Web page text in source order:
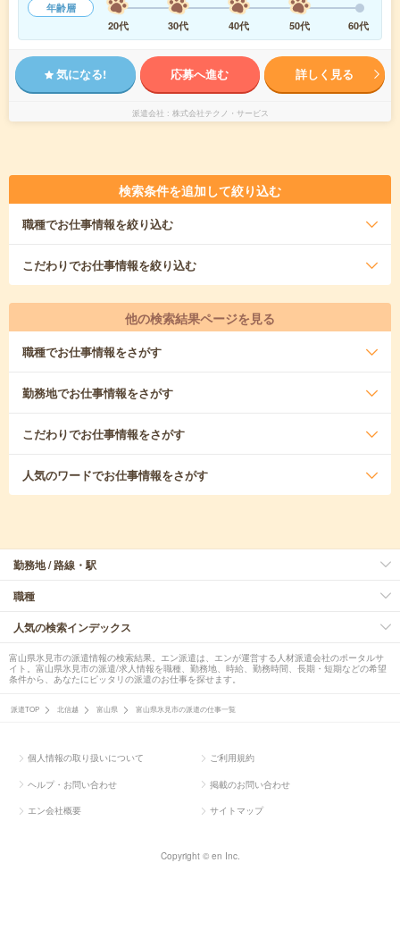
年齢層
20代
30代 40代 50代 60代
気になる! 応募へ進む 詳しく見る
派遣会社 株式会社テクノ・サービス
検索条件を追加して絞り込む
職種でお仕事情報を絞り込む
こだわりでお仕事情報を絞り込む
他の検索結果ページを見る
職種でお仕事情報をさがす
勤務地でお仕事情報をさがす
こだわりでお仕事情報をさがす
人気のワードでお仕事情報をさがす
勤務地 / 路線・駅
職種
人気の検索インデックス
富山県氷見市の派遣情報の検索結果。エン派遣は、エンが運営する人材派遣会社のポータルサ
イト。富山県氷見市の派遣/求人情報を職種、勤務地、時給、勤務時間、長期・短期などの希望
条件から、あなたにピッタリの派遣のお仕事を探せます。
派遣TOP 北信越 富山県 富山県氷見市の派遣の仕事一覧
個人情報の取り扱いについて ご利用規約
ヘルプ・お問い合わせ 掲載のお問い合わせ
エン会社概要 サイトマップ
Copyright © en Inc.